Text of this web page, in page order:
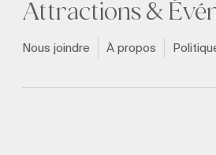
Attractions &
Nous joindre À propos